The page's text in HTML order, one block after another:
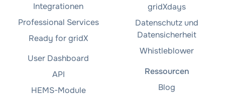
Integrationen
Professional Services
Ready for gridX
User Dashboard
API
HEMS-Module
gridXdays
Datenschutz und
Datensicherheit
Whistleblower
Ressourcen
Blog